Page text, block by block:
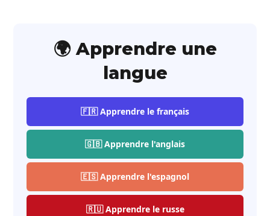
🌍 Apprendre une
langue
🇫🇷 Apprendre le français
🇬🇧 Apprendre l'anglais
🇪🇸 Apprendre l'espagnol
🇷🇺 Apprendre le russe